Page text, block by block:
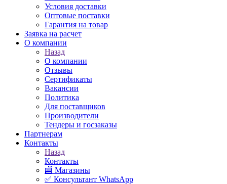
Условия доставки
Оптовые поставки
Гарантия на товар
Заявка на расчет
О компании
Назад
О компании
Отзывы
Сертификаты
Вакансии
Политика
Для поставщиков
Производители
Тендеры и госзаказы
Партнерам
Контакты
Назад
Контакты
🏬 Магазины
✅️ Консультант WhatsApp